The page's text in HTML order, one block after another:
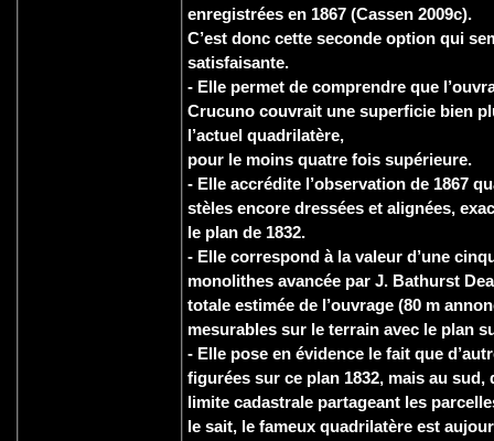
enregistrées en 1867 (Cassen 2009c).
C’est donc cette seconde option qui
satisfaisante.
- Elle permet de comprendre que
Crucuno couvrait une superficie bien
l’actuel quadrilatère,
pour le moins quatre fois supérieure.
- Elle accrédite l’observation de 1867
stèles encore dressées et alignées,
le plan de 1832.
- Elle correspond à la valeur d’une
monolithes avancée par J. Bathurst
totale estimée de l’ouvrage (80 m
mesurables sur le terrain avec le plan
- Elle pose en évidence le fait que
figurées sur ce plan 1832, mais au sud,
limite cadastrale partageant les
le sait, le fameux quadrilatère est